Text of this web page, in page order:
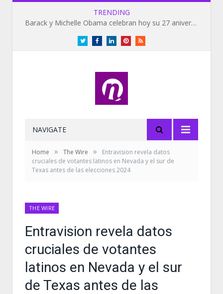
TRENDING
Barack y Michelle Obama celebran hoy su 27 aniversario de bodas
TwitterFacebookLinkedInPinterestRSS
NAVIGATE
Home » The Wire »
Entravision revela datos
cruciales de votantes latinos en Nevada y el sur de
Texas antes de las elecciones 2024
THE WIRE
Entravision revela datos
cruciales de votantes
latinos en Nevada y el sur
de Texas antes de las